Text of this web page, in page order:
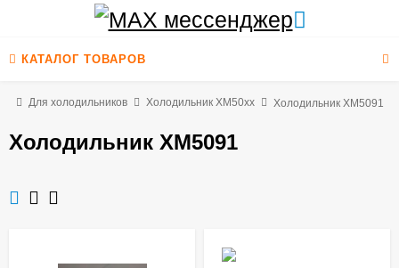
КАТАЛОГ ТОВАРОВ
Для холодильников Холодильник ХМ50xx Холодильник ХМ5091
Холодильник ХМ5091